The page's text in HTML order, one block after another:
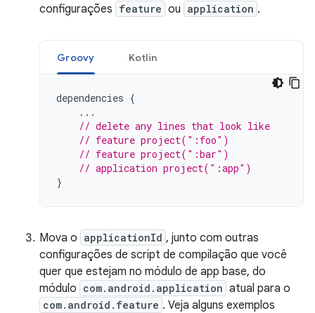
configurações feature ou application .
Groovy Kotlin
dependencies {
...
// delete any lines that look like
// feature project(":foo")
// feature project(":bar")
// application project(":app")
}
Mova o applicationId , junto com outras
configurações de script de compilação que você
quer que estejam no módulo de app base, do
módulo com.android.application atual para o
com.android.feature . Veja alguns exemplos